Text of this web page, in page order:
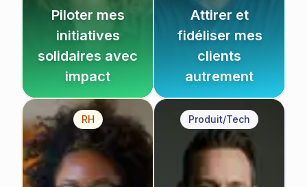
Piloter mes
initiatives
solidaires avec
impact
Attirer et
fidéliser mes
clients
autrement
RH Produit/Tech